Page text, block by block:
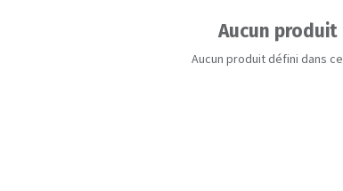
Aucun
Aucun produit défini dans